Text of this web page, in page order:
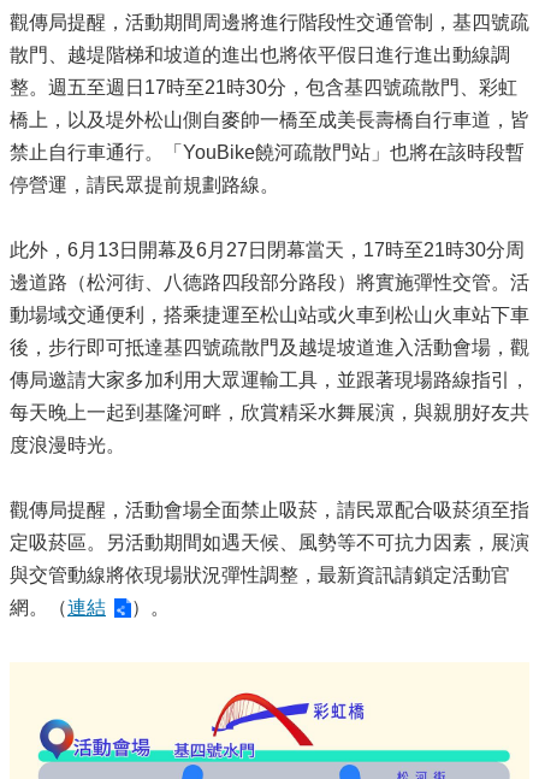
觀傳局提醒，活動期間周邊將進行階段性交通管制，基四號疏
散門、越堤階梯和坡道的進出也將依平假日進行進出動線調
整。週五至週日17時至21時30分，包含基四號疏散門、彩虹
橋上，以及堤外松山側自麥帥一橋至成美長壽橋自行車道，皆
禁止自行車通行。「YouBike饒河疏散門站」也將在該時段暫
停營運，請民眾提前規劃路線。
此外，6月13日開幕及6月27日閉幕當天，17時至21時30分周
邊道路（松河街、八德路四段部分路段）將實施彈性交管。活
動場域交通便利，搭乘捷運至松山站或火車到松山火車站下車
後，步行即可抵達基四號疏散門及越堤坡道進入活動會場，觀
傳局邀請大家多加利用大眾運輸工具，並跟著現場路線指引，
每天晚上一起到基隆河畔，欣賞精采水舞展演，與親朋好友共
度浪漫時光。
觀傳局提醒，活動會場全面禁止吸菸，請民眾配合吸菸須至指
定吸菸區。另活動期間如遇天候、風勢等不可抗力因素，展演
與交管動線將依現場狀況彈性調整，最新資訊請鎖定活動官
網。（連結 ）。